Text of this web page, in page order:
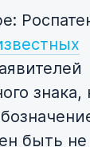
знака,
быть не